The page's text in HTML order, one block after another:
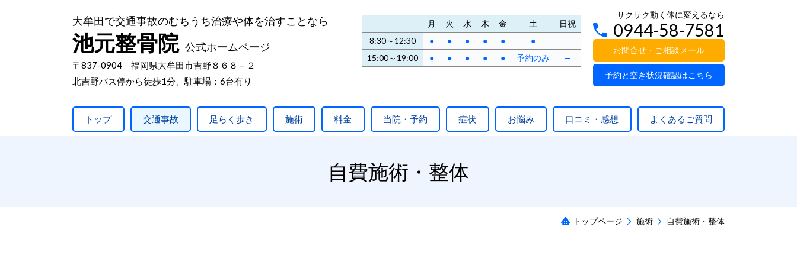
大牟田で交通事故のむちうち治療や体を治すことなら
池元整骨院 公式ホームページ
〒837-0904 福岡県大牟田市吉野８６８－２
北吉野バス停から徒歩1分、駐車場：6台有り
月 火 水 木 金 土
日祝
8:30～12:30
● ● ● ● ● ●
─
15:00～19:00
● ● ● ● ● 予約のみ ─
サクサク動く体に変えるなら
0944-58-7581
お問合せ・ご相談メール
予約と空き状況確認はこちら
トップ 交通事故 足らく歩き 施術 料金 当院・予約 症状 お悩み 口コミ・感想 よくあるご質問
自費施術・整体
トップページ 施術 自費施術・整体